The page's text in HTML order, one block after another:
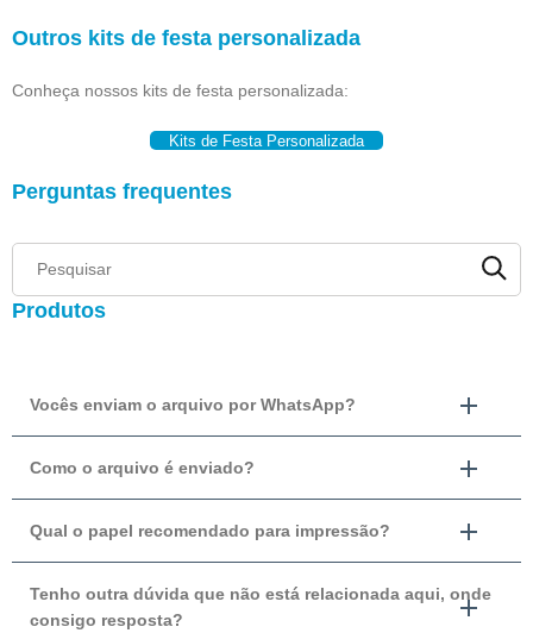
Outros kits de festa personalizada
Conheça nossos kits de festa personalizada:
Kits de Festa Personalizada
Perguntas frequentes
Produtos
Vocês enviam o arquivo por WhatsApp?
Como o arquivo é enviado?
Qual o papel recomendado para impressão?
Tenho outra dúvida que não está relacionada aqui, onde
consigo resposta?